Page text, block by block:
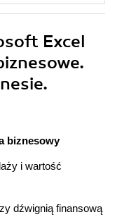
Excel
biznesowy
i wartość
dźwignią finansową